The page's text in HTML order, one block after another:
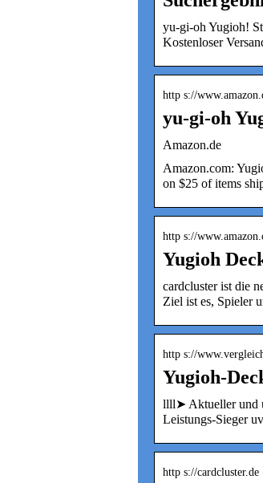
yu-gi-oh Yugioh!
Kostenloser
http s://
yu-gi-oh
Amazon.de
Amazon.com:
on $25 of items
http s://
Yugioh
cardcluster ist die
Ziel ist es, Spieler
http s://
Yugioh-
llll➤ Aktueller und
Leistungs-Sieger
http s://cardcluster.de